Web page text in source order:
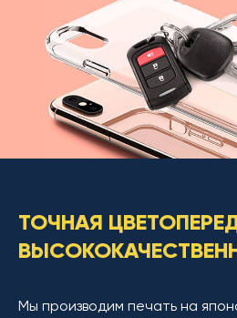
ТОЧНАЯ
Мы производим печать на